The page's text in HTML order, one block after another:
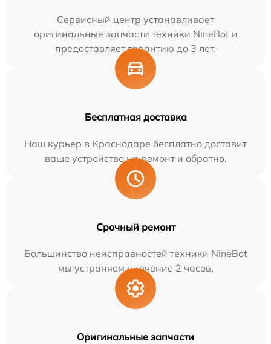
Сервисный центр устанавливает
оригинальные запчасти техники NineBot и
предоставляет гарантию до 3 лет.
Бесплатная доставка
Наш курьер в Краснодаре бесплатно доставит
ваше устройство на ремонт и обратно.
Срочный ремонт
Большинство неисправностей техники NineBot
мы устраняем в течение 2 часов.
Оригинальные запчасти